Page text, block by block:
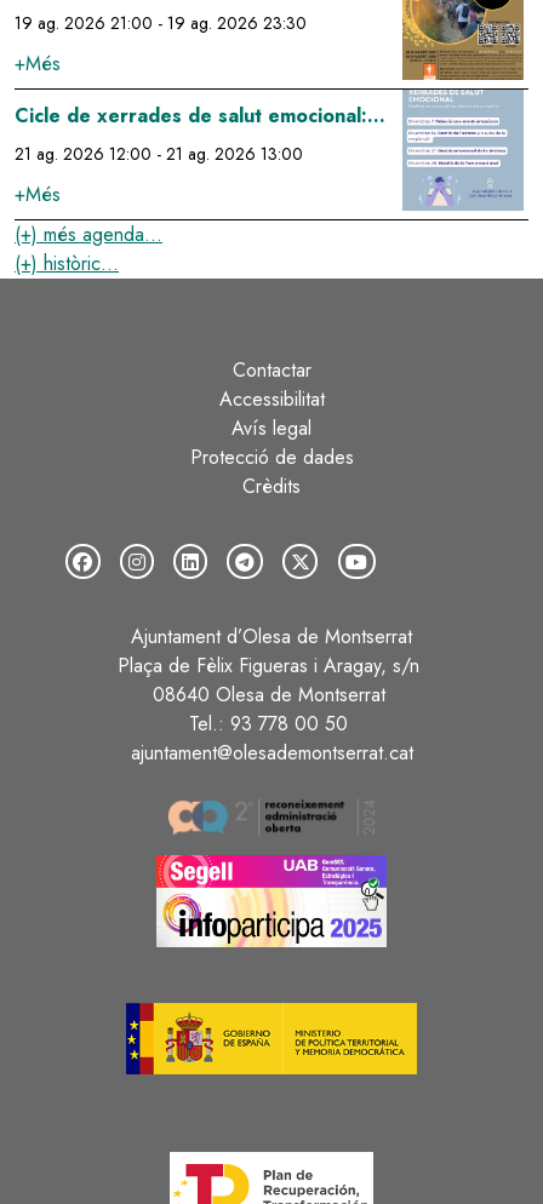
19 ag. 2026 21:00 - 19 ag. 2026 23:30
+Més
Cicle de xerrades de salut emocional:
gestió emocional de la tristesa
21 ag. 2026 12:00 - 21 ag. 2026 13:00
+Més
Image
(+) més agenda...
(+) històric...
Contactar
Accessibilitat
Avís legal
Protecció de dades
Crèdits
Ajuntament d’Olesa de Montserrat
Plaça de Fèlix Figueras i Aragay, s/n
08640 Olesa de Montserrat
Tel.: 93 778 00 50
ajuntament@olesademontserrat.cat
Image
Image